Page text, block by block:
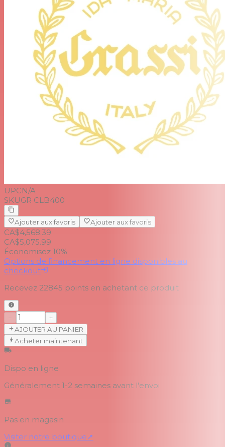
UPCN/A
SKUGR CLB400
Ajouter aux favoris Ajouter aux favoris
CA$4,568.39
CA$5,075.99
Économisez 10%
Options de financement en ligne disponibles au
checkout
Recevez 22845 points en achetant ce produit
−
+
AJOUTER AU PANIER
Acheter maintenant
Dispo en ligne
Généralement 1-2 semaines avant l'envoi
Pas en magasin
Visiter notre boutique↗